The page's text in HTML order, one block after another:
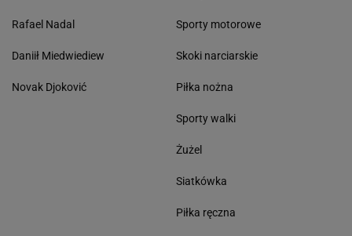
Rafael Nadal
Daniił Miedwiediew
Novak Djoković
Sporty motorowe
Skoki narciarskie
Piłka nożna
Sporty walki
Żużel
Siatkówka
Piłka ręczna